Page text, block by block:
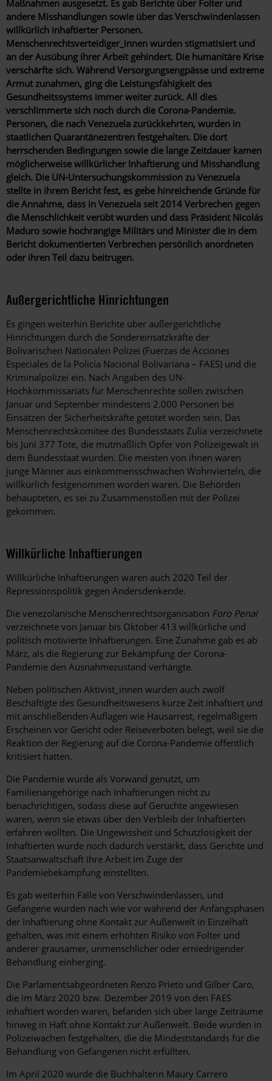
Maßnahmen ausgesetzt. Es gab Berichte über Folter und
andere Misshandlungen sowie über das Verschwindenlassen
willkürlich inhaftierter Personen.
Menschenrechtsverteidiger_innen wurden stigmatisiert und
an der Ausübung ihrer Arbeit gehindert. Die humanitäre Krise
verschärfte sich. Während Versorgungsengpässe und extreme
Armut zunahmen, ging die Leistungsfähigkeit des
Gesundheitssystems immer weiter zurück. All dies
verschlimmerte sich noch durch die Corona-Pandemie.
Personen, die nach Venezuela zurückkehrten, wurden in
staatlichen Quarantänezentren festgehalten. Die dort
herrschenden Bedingungen sowie die lange Zeitdauer kamen
möglicherweise willkürlicher Inhaftierung und Misshandlung
gleich. Die UN-Untersuchungskommission zu Venezuela
stellte in ihrem Bericht fest, es gebe hinreichende Gründe für
die Annahme, dass in Venezuela seit 2014 Verbrechen gegen
die Menschlichkeit verübt wurden und dass Präsident Nicolás
Maduro sowie hochrangige Militärs und Minister die in dem
Bericht dokumentierten Verbrechen persönlich anordneten
oder ihren Teil dazu beitrugen.
Außergerichtliche Hinrichtungen
Es gingen weiterhin Berichte über außergerichtliche
Hinrichtungen durch die Sondereinsatzkräfte der
Bolivarischen Nationalen Polizei (Fuerzas de Acciones
Especiales de la Policía Nacional Bolivariana – FAES) und die
Kriminalpolizei ein. Nach Angaben des UN-
Hochkommissariats für Menschenrechte sollen zwischen
Januar und September mindestens 2.000 Personen bei
Einsätzen der Sicherheitskräfte getötet worden sein. Das
Menschenrechtskomitee des Bundesstaats Zulia verzeichnete
bis Juni 377 Tote, die mutmaßlich Opfer von Polizeigewalt in
dem Bundesstaat wurden. Die meisten von ihnen waren
junge Männer aus einkommensschwachen Wohnvierteln, die
willkürlich festgenommen worden waren. Die Behörden
behaupteten, es sei zu Zusammenstößen mit der Polizei
gekommen.
Willkürliche Inhaftierungen
Willkürliche Inhaftierungen waren auch 2020 Teil der
Repressionspolitik gegen Andersdenkende.
Die venezolanische Menschenrechtsorganisation Foro Penal
verzeichnete von Januar bis Oktober 413 willkürliche und
politisch motivierte Inhaftierungen. Eine Zunahme gab es ab
März, als die Regierung zur Bekämpfung der Corona-
Pandemie den Ausnahmezustand verhängte.
Neben politischen Aktivist_innen wurden auch zwölf
Beschäftigte des Gesundheitswesens kurze Zeit inhaftiert und
mit anschließenden Auflagen wie Hausarrest, regelmäßigem
Erscheinen vor Gericht oder Reiseverboten belegt, weil sie die
Reaktion der Regierung auf die Corona-Pandemie öffentlich
kritisiert hatten.
Die Pandemie wurde als Vorwand genutzt, um
Familienangehörige nach Inhaftierungen nicht zu
benachrichtigen, sodass diese auf Gerüchte angewiesen
waren, wenn sie etwas über den Verbleib der Inhaftierten
erfahren wollten. Die Ungewissheit und Schutzlosigkeit der
Inhaftierten wurde noch dadurch verstärkt, dass Gerichte und
Staatsanwaltschaft ihre Arbeit im Zuge der
Pandemiebekämpfung einstellten.
Es gab weiterhin Fälle von Verschwindenlassen, und
Gefangene wurden nach wie vor während der Anfangsphasen
der Inhaftierung ohne Kontakt zur Außenwelt in Einzelhaft
gehalten, was mit einem erhöhten Risiko von Folter und
anderer grausamer, unmenschlicher oder erniedrigender
Behandlung einherging.
Die Parlamentsabgeordneten Renzo Prieto und Gilber Caro,
die im März 2020 bzw. Dezember 2019 von den FAES
inhaftiert worden waren, befanden sich über lange Zeiträume
hinweg in Haft ohne Kontakt zur Außenwelt. Beide wurden in
Polizeiwachen festgehalten, die die Mindeststandards für die
Behandlung von Gefangenen nicht erfüllten.
Im April 2020 wurde die Buchhalterin Maury Carrero